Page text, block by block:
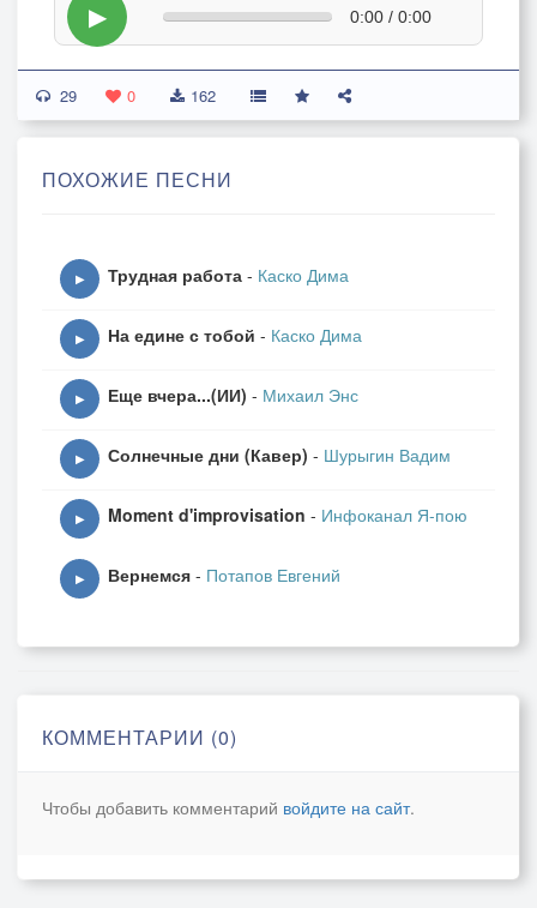
▶ 0:00 / 0:00
29 0 162
ПОХОЖИЕ ПЕСНИ
▶ Трудная работа - Каско Дима
▶ На едине с тобой - Каско Дима
▶ Еще вчера...(ИИ) - Михаил Энс
▶ Солнечные дни (Кавер) - Шурыгин Вадим
▶ Moment d'improvisation - Инфоканал Я-пою
▶ Вернемся - Потапов Евгений
КОММЕНТАРИИ (0)
Чтобы добавить комментарий войдите на сайт.